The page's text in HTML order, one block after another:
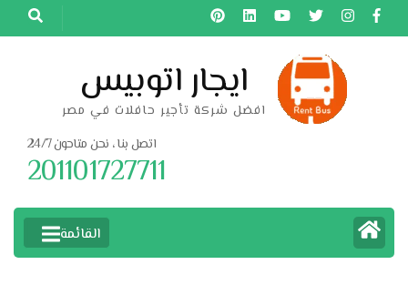
تخطى
إلى
ايجار اتوبيس
افضل شركة تأجير حافلات في مصر
اتصل بنا ، نحن متاحون 24/7
201101727711
القائمة